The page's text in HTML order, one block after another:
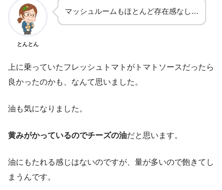
とんとん
マッシュルームもほとんど存在感なし…
上に乗っていたフレッシュトマトがトマトソースだったら
良かったのかも、なんて思いました。
油も気になりました。
黄みがかっているのでチーズの油だと思います。
油にもたれる感じはないのですが、量が多いので飽きてし
まうんです。